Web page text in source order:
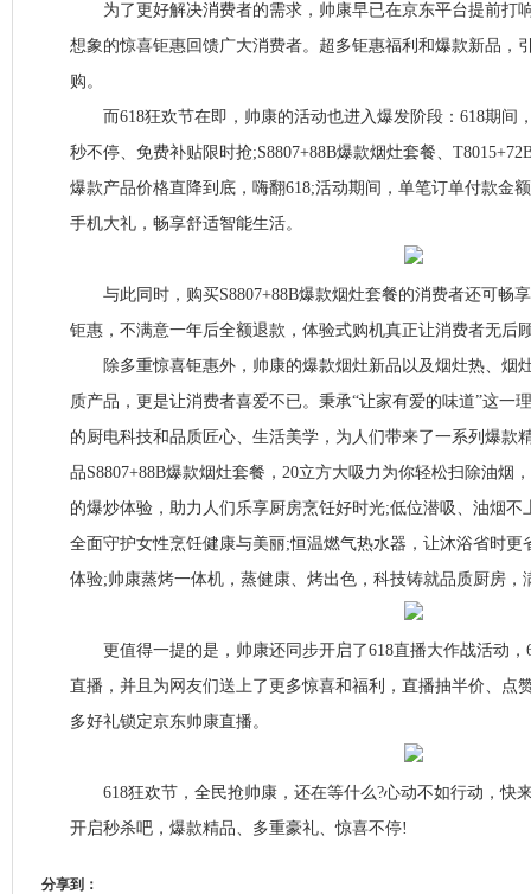
为了更好解决消费者的需求，帅康早已在京东平台提前打
想象的惊喜钜惠回馈广大消费者。超多钜惠福利和爆款新品，
购。
而618狂欢节在即，帅康的活动也进入爆发阶段：618期间
秒不停、免费补贴限时抢;S8807+88B爆款烟灶套餐、
爆款产品价格直降到底，嗨翻618;活动期间，单笔订单付款金
手机大礼，畅享舒适智能生活。
与此同时，购买S8807+88B爆款烟灶套餐的消费者还可畅
钜惠，不满意一年后全额退款，体验式购机真正让消费者无后
除多重惊喜钜惠外，帅康的爆款烟灶新品以及烟灶热、烟
质产品，更是让消费者喜爱不已。秉承“让家有爱的味道”这一
的厨电科技和品质匠心、生活美学，为人们带来了一系列爆款
品S8807+88B爆款烟灶套餐，20立方大吸力为你轻松扫除油烟
的爆炒体验，助力人们乐享厨房烹饪好时光;低位潜吸、油烟不
全面守护女性烹饪健康与美丽;恒温燃气热水器，让沐浴省时更
体验;帅康蒸烤一体机，蒸健康、烤出色，科技铸就品质厨房，
更值得一提的是，帅康还同步开启了618直播大作战活动，
直播，并且为网友们送上了更多惊喜和福利，直播抽半价、点
多好礼锁定京东帅康直播。
618狂欢节，全民抢帅康，还在等什么?心动不如行动，快
开启秒杀吧，爆款精品、多重豪礼、惊喜不停!
分享到：